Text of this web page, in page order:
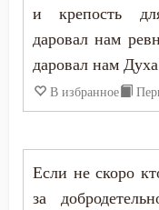
Кощунство
Красота
Крест
Крещение
и крепость
даровал нам
даровал нам
В избранное
Если не скоро
за